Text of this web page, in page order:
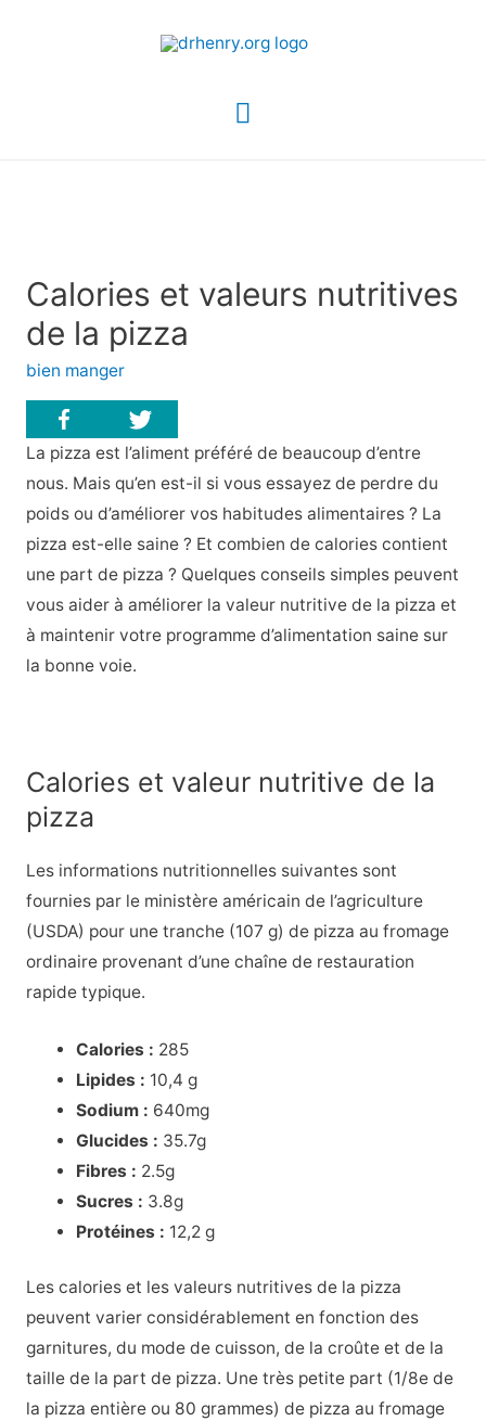
Menu
Calories et valeurs nutritives
de la pizza
bien manger
La pizza est l’aliment préféré de beaucoup d’entre
nous. Mais qu’en est-il si vous essayez de perdre du
poids ou d’améliorer vos habitudes alimentaires ? La
pizza est-elle saine ? Et combien de calories contient
une part de pizza ? Quelques conseils simples peuvent
vous aider à améliorer la valeur nutritive de la pizza et
à maintenir votre programme d’alimentation saine sur
la bonne voie.
Calories et valeur nutritive de la
pizza
Les informations nutritionnelles suivantes sont
fournies par le ministère américain de l’agriculture
(USDA) pour une tranche (107 g) de pizza au fromage
ordinaire provenant d’une chaîne de restauration
rapide typique.
Calories : 285
Lipides : 10,4 g
Sodium : 640mg
Glucides : 35.7g
Fibres : 2.5g
Sucres : 3.8g
Protéines : 12,2 g
Les calories et les valeurs nutritives de la pizza
peuvent varier considérablement en fonction des
garnitures, du mode de cuisson, de la croûte et de la
taille de la part de pizza. Une très petite part (1/8e de
la pizza entière ou 80 grammes) de pizza au fromage